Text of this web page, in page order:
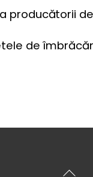
producătorii
de
Înapoi